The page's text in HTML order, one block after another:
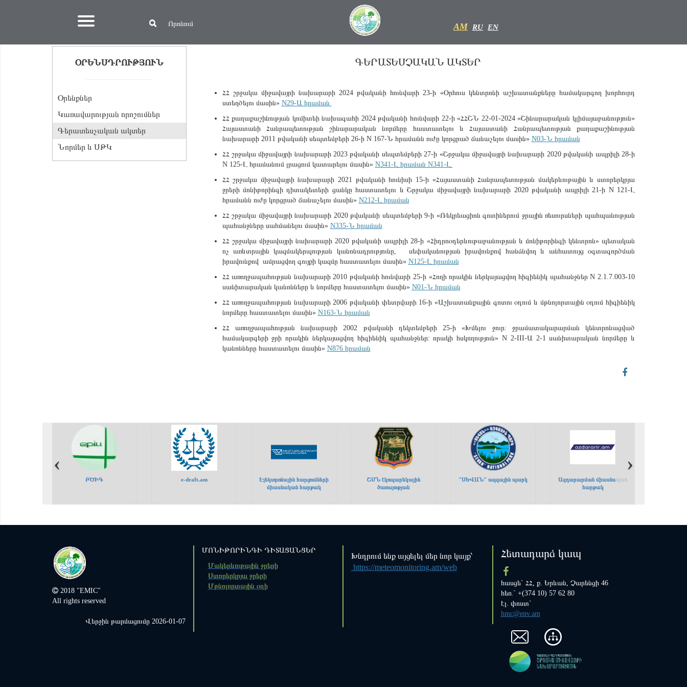
AM RU EN
ՕՐԵՆՍԴՐՈՒԹՅՈՒՆ
Օրենքներ
Կառավարության որոշումներ
Գերատեսչական ակտեր
Նորմեր և ՍԹԿ
ԳԵՐԱՏԵՍՉԱԿԱՆ ԱԿՏԵՐ
ՀՀ շրջակա միջավայրի նախարարի 2024 թվականի հունվարի 23-ի «Օրհուս կենտրոնի աշխատանքները համակարգող խորհուրդ
ստեղծելու մասին» N29-Ա հրաման
ՀՀ քաղաքաշինության կոմիտեի նախագահի 2024 թվականի հունվարի 22-ի «ՀՀՇՆ 22-01-2024 «Շինարարական կլիմայաբանություն»
Հայաստանի Հանրապետության շինարարական նորմերը հաստատելու և Հայաստանի Հանրապետության քաղաքաշինության
նախարարի 2011 թվականի սեպտեմբերի 26-ի N 167-Ն հրամանն ուժը կորցրած ճանաչելու մասին» N03-Ն հրաման
ՀՀ շրջակա միջավայրի նախարարի 2023 թվականի սեպտեմբերի 27-ի «Շրջակա միջավայրի նախարարի 2020 թվականի ապրիլի 28-ի
N 125-Լ հրամանում լրացում կատարելու մասին» N341-Լ հրաման N341-Լ
ՀՀ շրջակա միջավայրի նախարարի 2021 թվականի հունիսի 15-ի «Հայաստանի Հանրապետության մակերևութային և ստորերկրյա
ջրերի մոնիթորինգի դիտակետերի ցանկը հաստատելու և Շրջակա միջավայրի նախարարի 2020 թվականի ապրիլի 21-ի N 121-Լ
հրամանն ուժը կորցրած ճանաչելու մասին» N212-Լ հրաման
ՀՀ շրջակա միջավայրի նախարարի 2020 թվականի սեպտեմբերի 9-ի «Ռեկրեացիոն գոտիներում ջրային ռեսուրսների պահպանության
պահանջները սահմանելու մասին» N335-Ն հրաման
ՀՀ շրջակա միջավայրի նախարարի 2020 թվականի ապրիլի 28-ի «Հիդրոօդերևութաբանության և մոնիթորինգի կենտրոն» պետական
ոչ առևտրային կազմակերպության կանոնադրությունը, սեփականության իրավունքով հանձնվող և անհատույց օգտագործման
իրավունքով ամրացվող գույքի կազմը հաստատելու մասին» N125-Լ հրաման
ՀՀ առողջապահության նախարարի 2010 թվականի հունվարի 25-ի «Հողի որակին ներկայացվող հիգիենիկ պահանջներ N 2.1.7.003-10
սանիտարական կանոնները և նորմերը հաստատելու մասին» N01-Ն հրաման
ՀՀ առողջապահության նախարարի 2006 թվականի փետրվարի 16-ի «Աշխատանքային գոտու օդում և մթնոլորտային օդում հիգիենիկ
նորմերը հաստատելու մասին» N163-Ն հրաման
ՀՀ առողջապահության նախարարի 2002 թվականի դեկտեմբերի 25-ի «Խմելու ջուր: ջրամատակարարման կենտրոնացված
համակարգերի ջրի որակին ներկայացվող հիգիենիկ պահանջներ: որակի հսկողություն» N 2-III-Ա 2-1 սանիտարական նորմերը և
կանոնները հաստատելու մասին» N876 հրաման
ԲԾԻԳ e-draft.am
Էլեկտրոնային հարցումների
միասնական հարթակ
ՇՄՆ էկոպարեկային
ծառայության
"ՍԵՎԱՆ" ազգային պարկ
Ազդարարման միասնական
հարթակ
‹ ›
‹ ›
2018 "EMIC"
All rights reserved
Վերջին թարմացումը 2026-01-07
ՄՈՆԻԹՈՐԻՆԳԻ ԴԻՏԱՑԱՆՑԵՐ
Մակերևութային ջրերի
Ստորերկրյա ջրերի
Մթնոլորտային օդի
Խնդրում ենք այցելել մեր նոր կայք՝
https://meteomonitoring.am/web
Հետադարձ կապ
հասցե` ՀՀ, ք. Երևան, Չարենցի 46
հեռ.` +(374 10) 57 62 80
էլ. փոստ`
hmc@env.am